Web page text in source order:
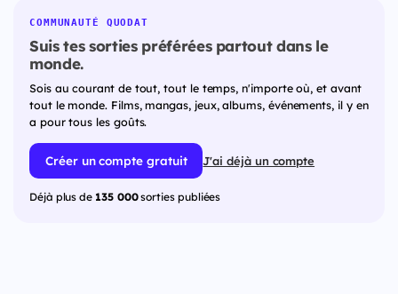
COMMUNAUTÉ QUODAT
Suis tes sorties préférées partout dans le
monde.
Sois au courant de tout, tout le temps, n'importe où, et avant
tout le monde. Films, mangas, jeux, albums, événements, il y en
a pour tous les goûts.
Créer un compte gratuit J'ai déjà un compte
Déjà plus de 135 000sorties publiées